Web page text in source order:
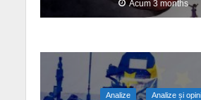
Acum 3 months
Analize
Analize și